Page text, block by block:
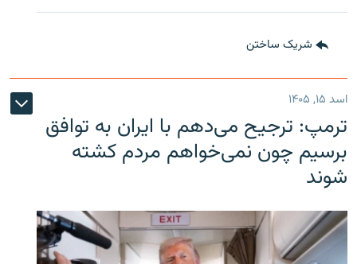
شریک ساختن
اسد ۱۵, ۱۴۰۵
ترمپ: ترجیح می‌دهم با ایران به توافق
برسیم چون نمی‌خواهم مردم کشته
شوند